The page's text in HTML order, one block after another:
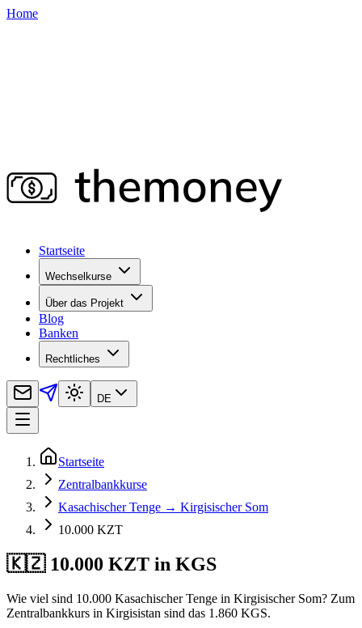
Home
Startseite
Wechselkurse
Über das Projekt
Blog
Banken
Rechtliches
DE
Startseite
Zentralbankkurse
Kasachischer Tenge → Kirgisischer Som
10.000 KZT
🇰🇿 10.000 KZT in KGS
Wie viel sind 10.000 Kasachischer Tenge in Kirgisischer Som? Zum
Zentralbankkurs in Kirgisistan sind das 1.860 KGS.